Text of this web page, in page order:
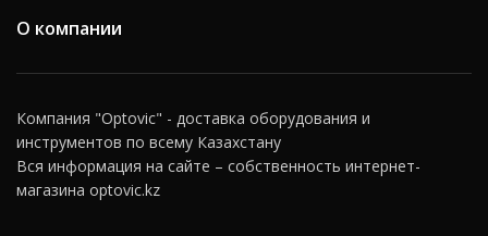
О компании
Компания "Optovic" - доставка оборудования и
инструментов по всему Казахстану
Вся информация на сайте – собственность интернет-
магазина optovic.kz